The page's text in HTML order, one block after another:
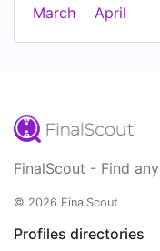
March
April
FinalScout - Find
© 2026 FinalScout
Profiles directories